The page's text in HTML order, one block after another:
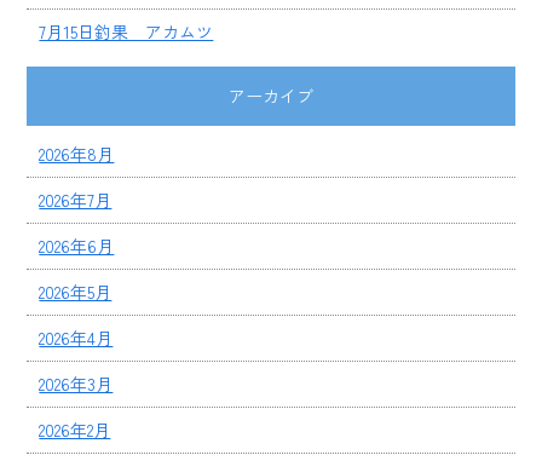
7月15日釣果 アカムツ
アーカイブ
2026年8月
2026年7月
2026年6月
2026年5月
2026年4月
2026年3月
2026年2月